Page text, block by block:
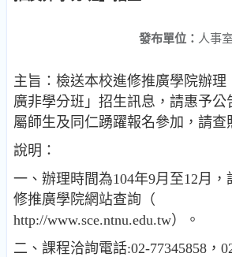
發布單位： 人事室
主旨：檢送本校進修推廣學院辦理
廣非學分班」招生訊息，請惠予公
屬師生及同仁踴躍報名參加，請查
說明：
一、辦理時間為104年9月至12月
修推廣學院網站查詢（
http://www.sce.ntnu.edu.tw）。
二、課程洽詢電話:02-77345858，